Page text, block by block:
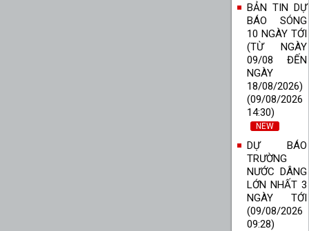
BẢN TIN DỰ
BÁO SÓNG
10 NGÀY TỚI
(TỪ NGÀY
09/08 ĐẾN
NGÀY
18/08/2026)
(09/08/2026
14:30)
NEW
DỰ BÁO
TRƯỜNG
NƯỚC DÂNG
LỚN NHẤT 3
NGÀY TỚI
(09/08/2026
09:28)